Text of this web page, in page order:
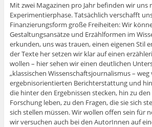
Mit zwei Magazinen pro Jahr befinden wir uns
Experimentierphase. Tatsächlich verschafft
Finanzierungsform große Freiheiten: Wir
Gestaltungsansätze und Erzählformen im
erkunden, uns was trauen, einen eigenen Stil
der Texte her setzen wir klar auf einen
wollen – hier sehen wir einen deutlichen
„klassischen Wissenschaftsjournalismus –
ergebnisorientierten Berichterstattung und
die hinter den Ergebnissen stecken, hin zu
Forschung leben, zu den Fragen, die sie sich
sich stellen müssen. Wir wollen offen sein für
wir versuchen auch bei den AutorInnen auf